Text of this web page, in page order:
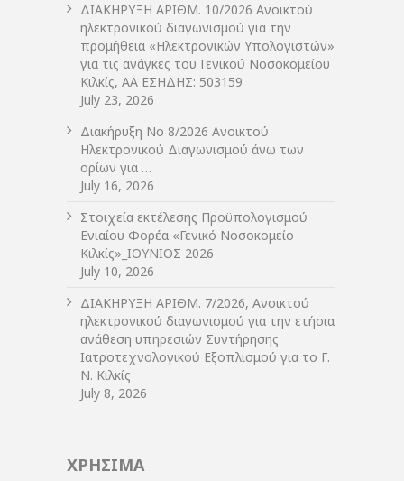
ΔIΑΚΗΡΥΞΗ ΑΡIΘΜ. 10/2026 Ανοικτού
ηλεκτρονικού διαγωνισμού για την
προμήθεια «Ηλεκτρονικών Υπολογιστών»
για τις ανάγκες του Γενικού Νοσοκομείου
Κιλκίς, ΑΑ ΕΣΗΔΗΣ: 503159
July 23, 2026
Διακήρυξη Νο 8/2026 Ανοικτού
Ηλεκτρονικού Διαγωνισμού άνω των
ορίων για …
July 16, 2026
Στοιχεία εκτέλεσης Προϋπολογισμού
Ενιαίου Φορέα «Γενικό Νοσοκομείο
Κιλκίς»_ΙΟΥΝΙΟΣ 2026
July 10, 2026
ΔIΑΚΗΡΥΞΗ ΑΡIΘΜ. 7/2026, Ανοικτού
ηλεκτρονικού διαγωνισμού για την ετήσια
ανάθεση υπηρεσιών Συντήρησης
Ιατροτεχνολογικού Εξοπλισμού για το Γ.
Ν. Κιλκίς
July 8, 2026
ΧΡΗΣΙΜΑ